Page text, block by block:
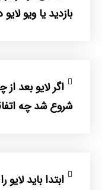
بازدید یا ویو
اگر لایو بعد
شروع شد چه
ابتدا باید